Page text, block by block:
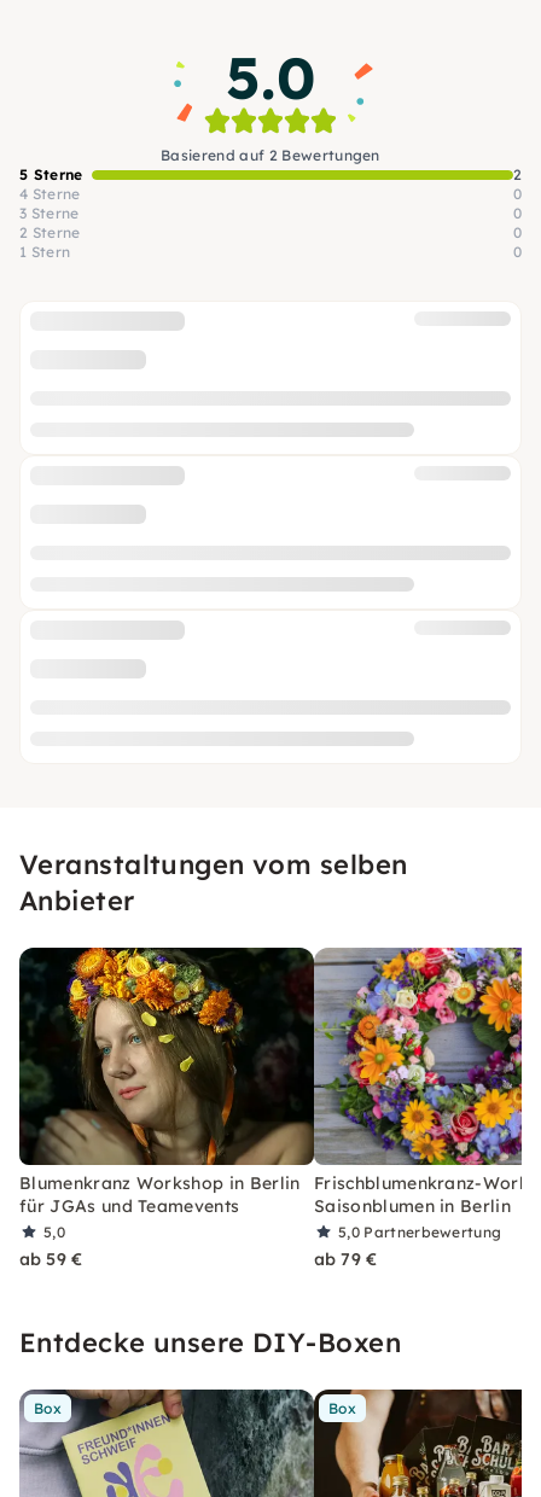
5.0
Basierend auf 2 Bewertungen
5 Sterne
2
4 Sterne
0
3 Sterne
0
2 Sterne
0
1 Stern
0
Veranstaltungen vom selben
Anbieter
Blumenkranz Workshop in Berlin
für JGAs und Teamevents
5,0
ab 59 €
Frischblumenkranz-
Saisonblumen in Berlin
5,0 Partnerbewertung
ab 79 €
Entdecke unsere DIY-Boxen
Box Box